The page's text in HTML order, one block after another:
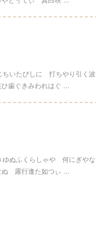
いたびしに 打ちやり引く波
歯ぐきみわれはぐ ...
ぬふくらしゃや 何にぎやな
ぬ 露行逢た如つぃ ...